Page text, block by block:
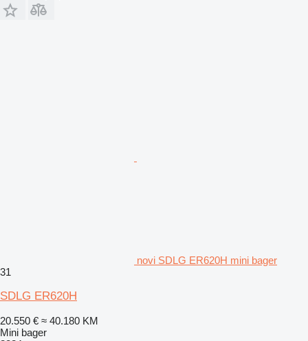
novi SDLG ER620H mini bager
31
SDLG ER620H
20.550 € ≈ 40.180 KM
Mini bager